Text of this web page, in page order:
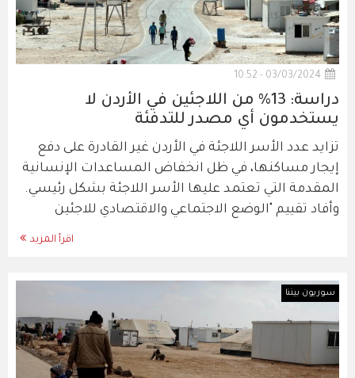
03/03/2024 - 10:52
دراسة: 13% من اللاجئين في الأردن لا
يستخدمون أي مصدر للتدفئة
تزايد عدد الأسر اللاجئة في الأردن غير القادرة على دفع
إيجار مساكنها، في ظل انخفاض المساعدات الإنسانية
المقدمة التي تعتمد عليها الأسر اللاجئة بشكل رئيسي.
وأفاد تقييم "الوضع الاجتماعي والاقتصادي للاجئين
اقرأ المزيد
سوريون بيننا